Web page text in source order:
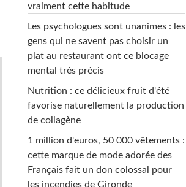
vraiment cette habitude
Les psychologues sont unanimes : les
gens qui ne savent pas choisir un
plat au restaurant ont ce blocage
mental très précis
Nutrition : ce délicieux fruit d'été
favorise naturellement la production
de collagène
1 million d'euros, 50 000 vêtements :
cette marque de mode adorée des
Français fait un don colossal pour
les incendies de Gironde